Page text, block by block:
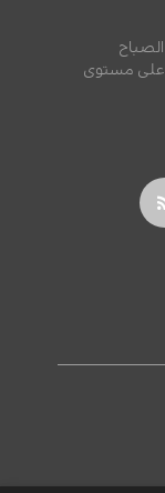
على مستوى